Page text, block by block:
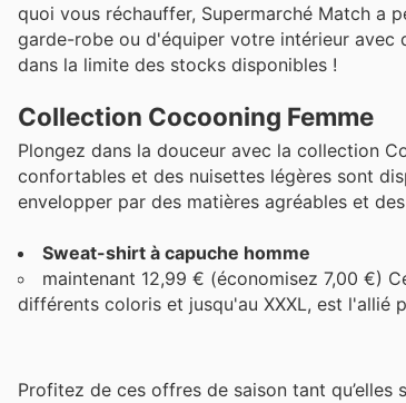
quoi vous réchauffer, Supermarché Match a
garde-robe ou d'équiper votre intérieur avec
dans la limite des stocks disponibles !
Collection Cocooning Femme
Plongez dans la douceur avec la collection
confortables et des nuisettes légères sont
envelopper par des matières agréables et
Sweat-shirt à capuche homme
maintenant 12,99 € (économisez 7,00 €)
différents coloris et jusqu'au XXXL, est l'allié
Profitez de ces offres de saison tant qu’elles